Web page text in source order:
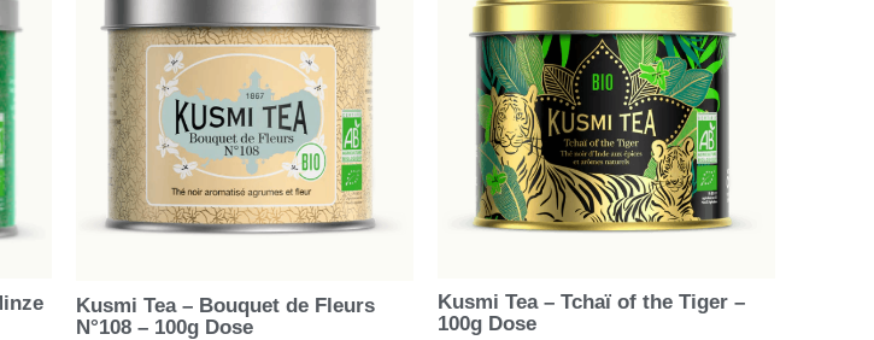
Kusmi Tea – Bouquet de Fleurs
N°108 – 100g Dose
Kusmi Tea – Tchaï of the Tiger –
100g Dose